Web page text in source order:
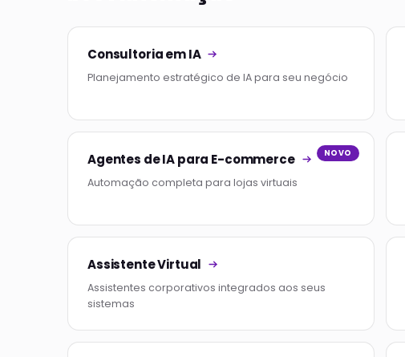
Consultoria em IA
Planejamento estratégico de IA para seu negócio
NOVO
Agentes de IA para E-commerce
Automação completa para lojas virtuais
Assistente Virtual
Assistentes corporativos integrados aos seus
sistemas